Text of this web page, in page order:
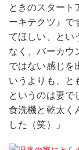
ときのスタート
ーキテクツ』で
てほしい、とい
なく、バーカウ
ではない感じを
いうよりも、と
というのは妻で
食洗機と乾太く
した（笑）」